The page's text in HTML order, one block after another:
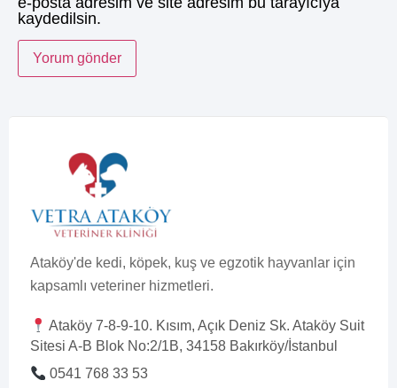
kaydedilsin.
Ataköy'de kedi, köpek, kuş ve egzotik hayvanlar için
kapsamlı veteriner hizmetleri.
Ataköy 7-8-9-10. Kısım, Açık Deniz Sk. Ataköy Suit
Sitesi A-B Blok No:2/1B, 34158 Bakırköy/İstanbul
0541 768 33 53